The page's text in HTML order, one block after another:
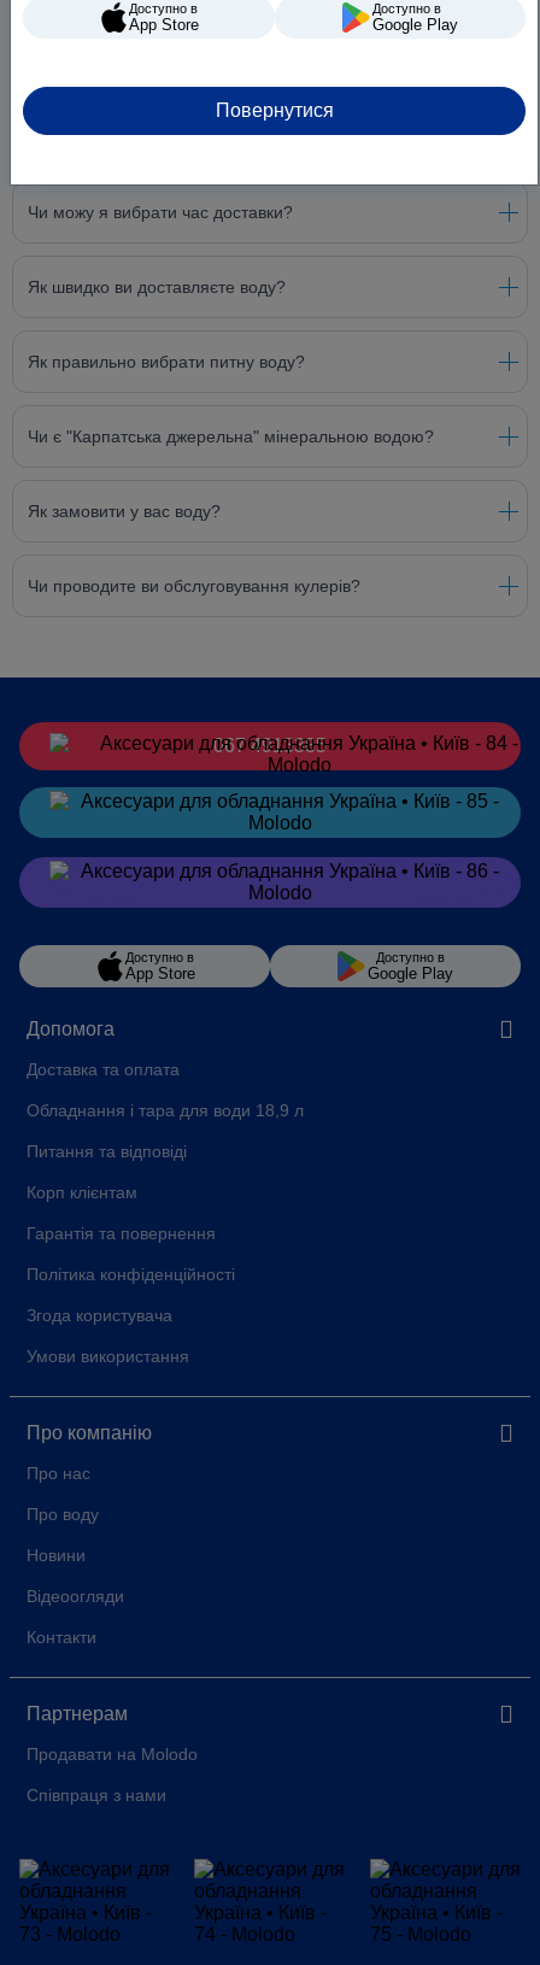
Чи можу я вибрати час доставки?
Як швидко ви доставляєте воду?
Як правильно вибрати питну воду?
Чи є "Карпатська джерельна" мінеральною водою?
Як замовити у вас воду?
Чи проводите ви обслуговування кулерів?
Допомога
Доставка та оплата
Обладнання і тара для води 18,9 л
Питання та відповіді
Корп клієнтам
Гарантія та повернення
Політика конфіденційності
Згода користувача
Умови використання
Про компанію
Про нас
Про воду
Новини
Відеоогляди
Контакти
Партнерам
Продавати на Molodo
Співпраця з нами
067 4913385
Замовитив Telegram
Замовитив Viber
Доступно в
App Store
Доступно в
Google Play
Доступно в
App Store
Доступно в
Google Play
Повернутися